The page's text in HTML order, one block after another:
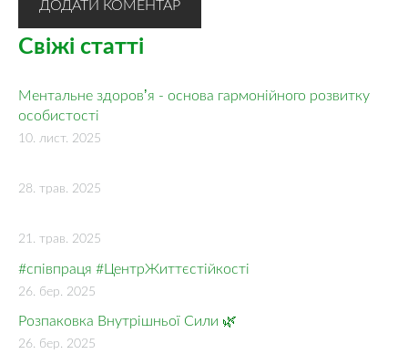
Свіжі статті
Ментальне здоровʼя - основа гармонійного розвитку
особистості
10. лист. 2025
28. трав. 2025
21. трав. 2025
#співпраця #ЦентрЖиттєстійкості
26. бер. 2025
Розпаковка Внутрішньої Сили 🌿
26. бер. 2025